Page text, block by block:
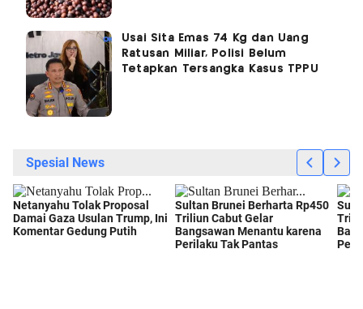
Usai Sita Emas 74 Kg dan Uang
Ratusan Miliar, Polisi Belum
Tetapkan Tersangka Kasus TPPU